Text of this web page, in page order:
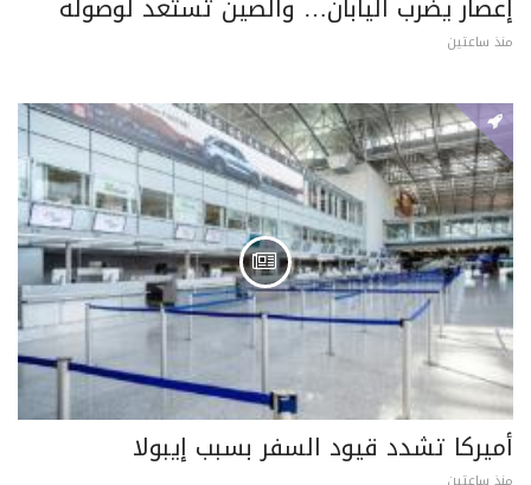
منذ ساعتين
أميركا تشدد قيود السفر بسبب إيبولا